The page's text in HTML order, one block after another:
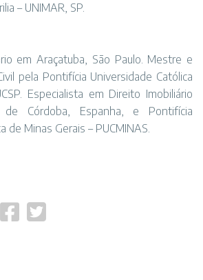
– UNIMAR, SP.
em Araçatuba, São Paulo. Mestre e
pela Pontifícia Universidade Católica
Especialista em Direito Imobiliário
de Córdoba, Espanha, e Pontifícia
de Minas Gerais – PUCMINAS.